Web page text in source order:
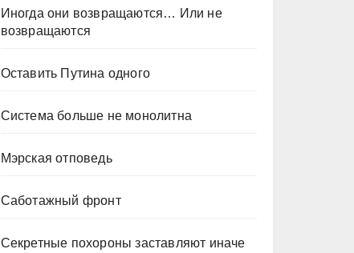
Иногда они возвращаются… Или не
возвращаются
Оставить Путина одного
Система больше не монолитна
Мэрская отповедь
Саботажный фронт
Секретные похороны заставляют иначе